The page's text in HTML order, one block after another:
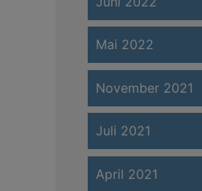
Mai 2022
November 2021
Juli 2021
April 2021